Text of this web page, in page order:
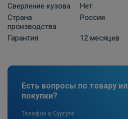
ПОД ЗАКАЗ ОТ 10
11 740 ₽
В корзину
Розетка к ТСУ
1,9 м в пакете
по запросу
Сверление кузова
Нет
Страна
производства
Россия
Гарантия 12 месяцев
Есть вопросы по товару
покупки?
Телефон в Сургуте